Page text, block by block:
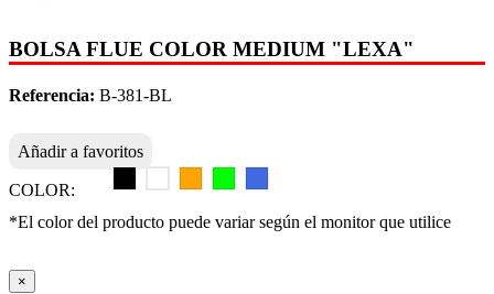
BOLSA FLUE COLOR MEDIUM "LEXA"
Referencia: B-381-BL
Añadir a favoritos
COLOR:
*El color del producto puede variar según el monitor que utilice
×